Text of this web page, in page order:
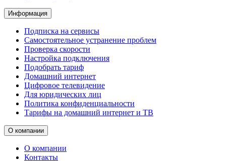
Информация
Подписка на сервисы
Самостоятельное устранение проблем
Проверка скорости
Настройка подключения
Подобрать тариф
Домашний интернет
Цифровое телевидение
Для юридических лиц
Политика конфиденциальности
Тарифы на домашний интернет и ТВ
О компании
О компании
Контакты